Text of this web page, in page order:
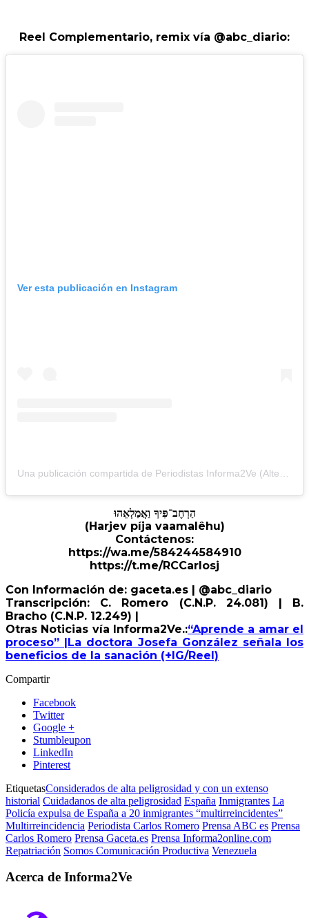
Reel Complementario, remix vía @abc_diario:
Ver esta publicación en Instagram
הַרְחֶב־פִּיךָ וַאֲמַלְאֵהוּ
(Harjev píja vaamalêhu)
Contáctenos:
https://wa.me/584244584910
https://t.me/RCCarlosj
Con Información de: gaceta.es | @abc_diario
Transcripción: C. Romero (C.N.P. 24.081) | B.
Bracho (C.N.P. 12.249) |
Otras Noticias vía Informa2Ve.:“Aprende a amar el
proceso” |La doctora Josefa González señala los
beneficios de la sanación (+IG/Reel)
Compartir
Facebook
Twitter
Google +
Stumbleupon
LinkedIn
Pinterest
EtiquetasConsiderados de alta peligrosidad y con un extenso
historial Cuidadanos de alta peligrosidad España Inmigrantes La
Policía expulsa de España a 20 inmigrantes “multirreincidentes”
Multirreincidencia Periodista Carlos Romero Prensa ABC es Prensa
Carlos Romero Prensa Gaceta.es Prensa Informa2online.com
Repatriación Somos Comunicación Productiva Venezuela
Acerca de Informa2Ve